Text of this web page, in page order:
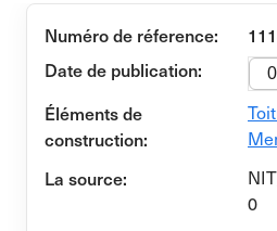
Numéro de réference:
Date de publication:
Éléments de
construction:
La source:
0